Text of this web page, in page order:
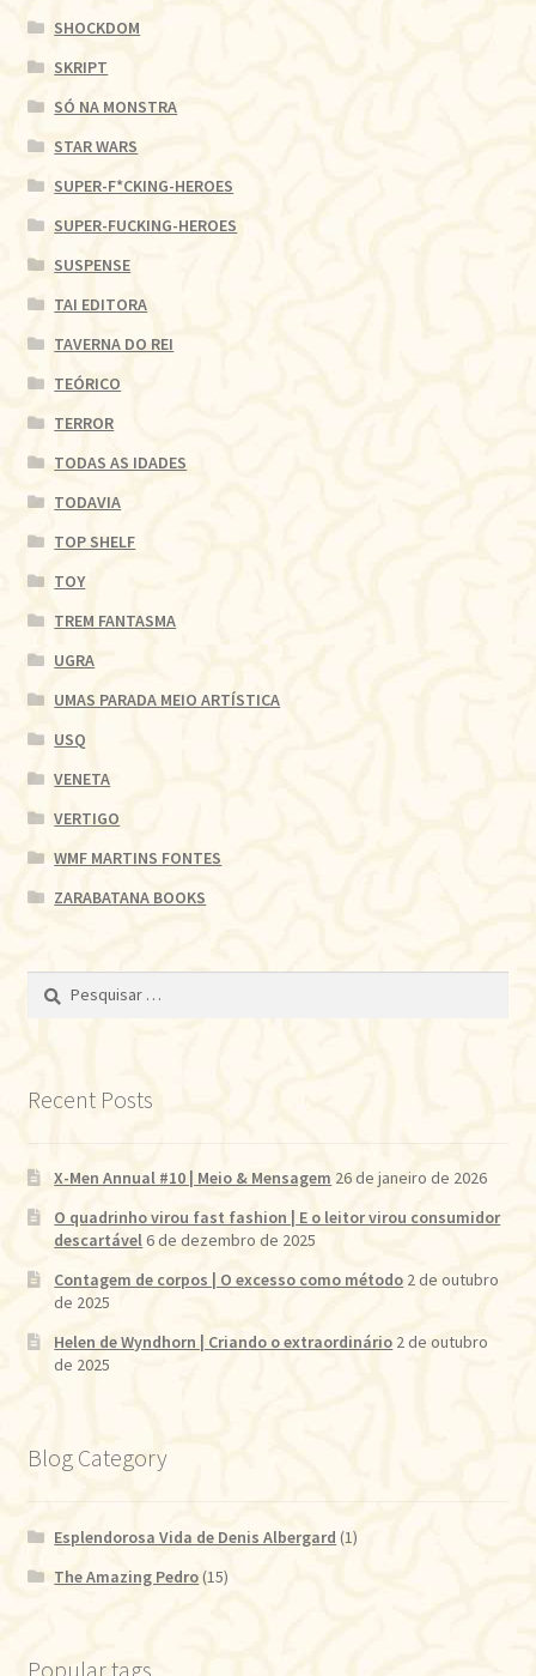
SHOCKDOM
SKRIPT
SÓ NA MONSTRA
STAR WARS
SUPER-F*CKING-HEROES
SUPER-FUCKING-HEROES
SUSPENSE
TAI EDITORA
TAVERNA DO REI
TEÓRICO
TERROR
TODAS AS IDADES
TODAVIA
TOP SHELF
TOY
TREM FANTASMA
UGRA
UMAS PARADA MEIO ARTÍSTICA
USQ
VENETA
VERTIGO
WMF MARTINS FONTES
ZARABATANA BOOKS
Recent Posts
X-Men Annual #10 | Meio & Mensagem 26 de janeiro de 2026
O quadrinho virou fast fashion | E o leitor virou consumidor
descartável 6 de dezembro de 2025
Contagem de corpos | O excesso como método 2 de outubro
de 2025
Helen de Wyndhorn | Criando o extraordinário 2 de outubro
de 2025
Blog Category
Esplendorosa Vida de Denis Albergard (1)
The Amazing Pedro(15)
Popular tags